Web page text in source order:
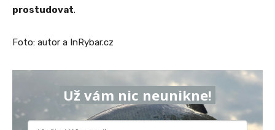
prostudovat.
Foto: autor a InRybar.cz
Už vám nic neunikne!